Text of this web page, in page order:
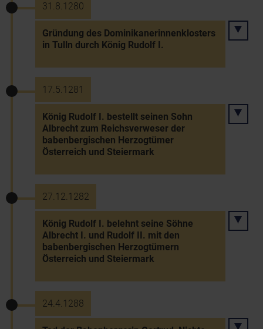
31.8.1280
Gründung des Dominikanerinnenklosters
in Tulln durch König Rudolf I.
17.5.1281
König Rudolf I. bestellt seinen Sohn
Albrecht zum Reichsverweser der
babenbergischen Herzogtümer
Österreich und Steiermark
27.12.1282
König Rudolf I. belehnt seine Söhne
Albrecht I. und Rudolf II. mit den
babenbergischen Herzogtümern
Österreich und Steiermark
24.4.1288